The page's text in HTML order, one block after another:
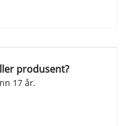
produsent?
17 år.